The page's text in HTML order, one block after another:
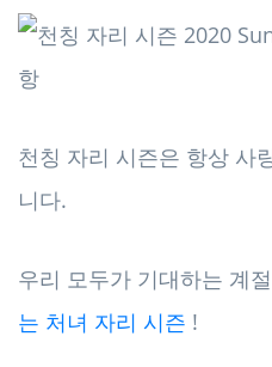
천칭 자리 시즌은 항상 사
니다.
우리 모두가 기대하는 계
는 처녀 자리 시즌 !